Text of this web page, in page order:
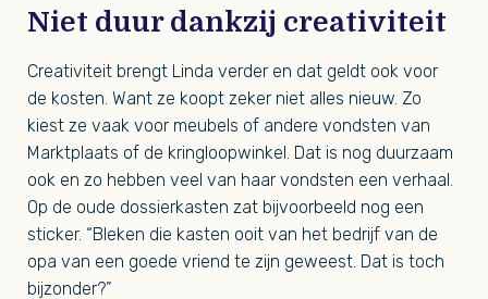
Niet duur dankzij creativiteit
Creativiteit brengt Linda verder en dat geldt ook voor
de kosten. Want ze koopt zeker niet alles nieuw. Zo
kiest ze vaak voor meubels of andere vondsten van
Marktplaats of de kringloopwinkel. Dat is nog duurzaam
ook en zo hebben veel van haar vondsten een verhaal.
Op de oude dossierkasten zat bijvoorbeeld nog een
sticker. “Bleken die kasten ooit van het bedrijf van de
opa van een goede vriend te zijn geweest. Dat is toch
bijzonder?”